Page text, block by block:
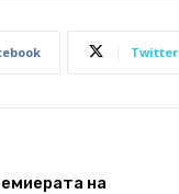
Twitter
на